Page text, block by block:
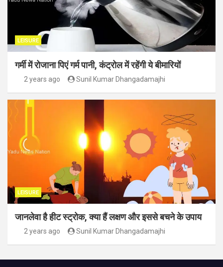
LEISURE
गर्मी में रोजाना पिएं गर्म पानी, कंट्रोल में रहेंगी ये बीमारियों
2 years ago Sunil Kumar Dhangadamajhi
LEISURE
जानलेवा है हीट स्ट्रोक, क्या हैं लक्षण और इससे बचने के उपाय
2 years ago Sunil Kumar Dhangadamajhi